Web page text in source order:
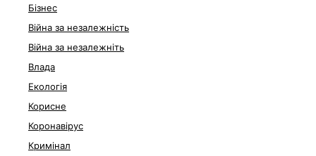
Бізнес
Війна за незалежність
Війна за незалежніть
Влада
Екологія
Корисне
Коронавірус
Кримінал